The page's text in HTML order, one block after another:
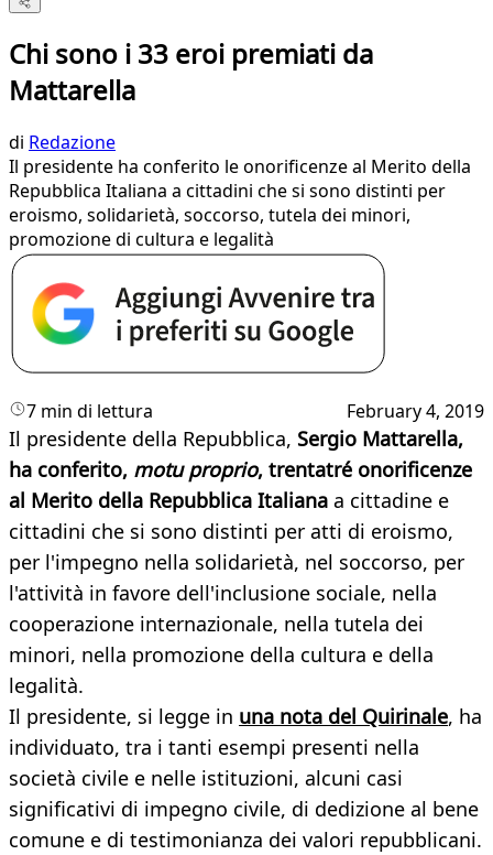
Chi sono i 33 eroi premiati da
Mattarella
di Redazione
Il presidente ha conferito le onorificenze al Merito della
Repubblica Italiana a cittadini che si sono distinti per
eroismo, solidarietà, soccorso, tutela dei minori,
promozione di cultura e legalità
7 min di lettura February 4, 2019
Il presidente della Repubblica, Sergio Mattarella,
ha conferito, motu proprio, trentatré onorificenze
al Merito della Repubblica Italiana a cittadine e
cittadini che si sono distinti per atti di eroismo,
per l'impegno nella solidarietà, nel soccorso, per
l'attività in favore dell'inclusione sociale, nella
cooperazione internazionale, nella tutela dei
minori, nella promozione della cultura e della
legalità.
Il presidente, si legge in una nota del Quirinale, ha
individuato, tra i tanti esempi presenti nella
società civile e nelle istituzioni, alcuni casi
significativi di impegno civile, di dedizione al bene
comune e di testimonianza dei valori repubblicani.